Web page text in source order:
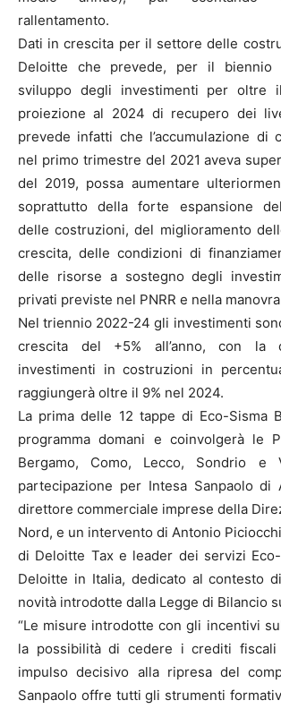
rallentamento.
Dati in crescita per il settore delle
Deloitte che prevede, per il biennio
sviluppo degli investimenti per oltre
proiezione al 2024 di recupero dei
prevede infatti che l’accumulazione di
nel primo trimestre del 2021 aveva
del 2019, possa aumentare
soprattutto della forte espansione
delle costruzioni, del miglioramento
crescita, delle condizioni di
delle risorse a sostegno degli
privati previste nel PNRR e nella
Nel triennio 2022-24 gli investimenti
crescita del +5% all’anno, con la
investimenti in costruzioni in
raggiungerà oltre il 9% nel 2024.
La prima delle 12 tappe di Eco-Sisma
programma domani e coinvolgerà le
Bergamo, Como, Lecco, Sondrio e
partecipazione per Intesa Sanpaolo di
direttore commerciale imprese della
Nord, e un intervento di Antonio
di Deloitte Tax e leader dei servizi
Deloitte in Italia, dedicato al contesto
novità introdotte dalla Legge di Bilancio
“Le misure introdotte con gli incentivi
la possibilità di cedere i crediti fiscali
impulso decisivo alla ripresa del
Sanpaolo offre tutti gli strumenti